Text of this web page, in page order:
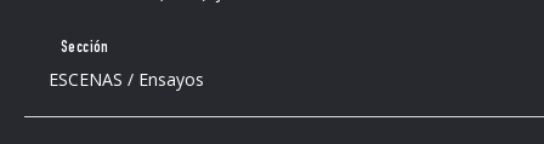
Sección
ESCENAS / Ensayos